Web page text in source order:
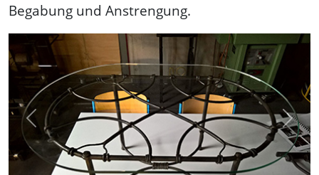
Begabung und Anstrengung.
Previous Next